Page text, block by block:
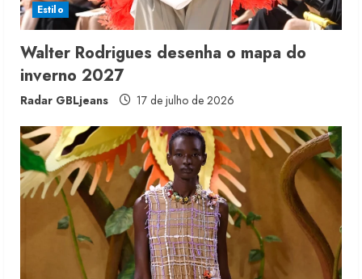
i
n
g
Estilo
Walter Rodrigues desenha o mapa do
inverno 2027
Radar GBLjeans 17 de julho de 2026